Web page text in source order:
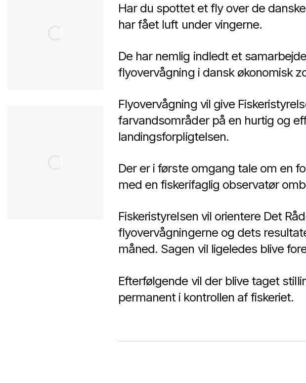
Har du spottet et fly over de
har fået luft under vingerne.
De har nemlig indledt et
flyovervågning i dansk økonomisk
Flyovervågning vil give
farvandsområder på en hurtig og
landingsforpligtelsen.
Der er i første omgang tale om en
med en fiskerifaglig observatør
Fiskeristyrelsen vil orientere Det
flyovervågningerne og dets
måned. Sagen vil ligeledes blive
Efterfølgende vil der blive taget
permanent i kontrollen af fiskeriet.